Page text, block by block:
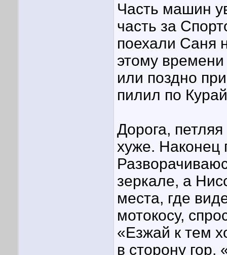
Часть машин
часть за
поехали Саня
этому
или поздно
пилил по
Дорога,
хуже. Наконец
зеркале, а
места, где
мотокосу,
«Езжай к тем
в сторону